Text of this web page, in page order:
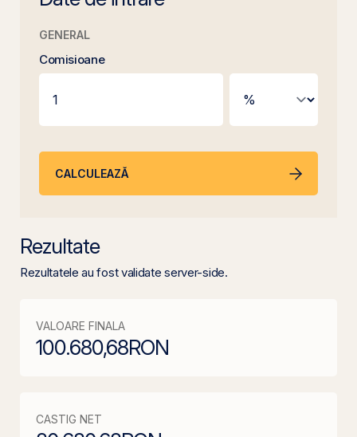
GENERAL
Comisioane
CALCULEAZĂ
Rezultate
Rezultatele au fost validate server-side.
VALOARE FINALA
100.680,68RON
CASTIG NET